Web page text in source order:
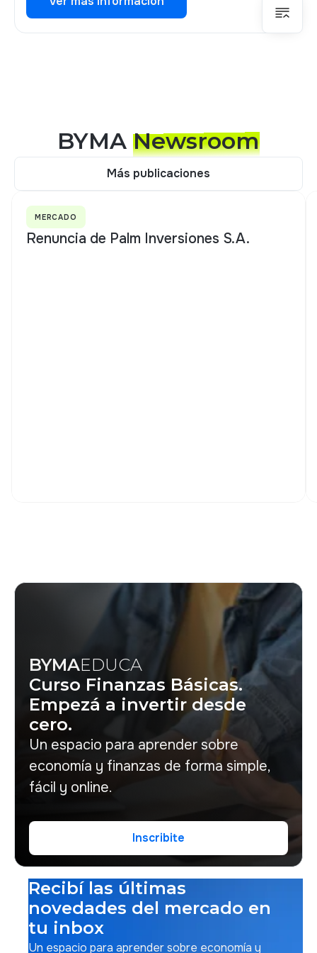
BYMA Newsroom
Más publicaciones
MERCADO
Renuncia de Palm Inversiones S.A.
BYMAEDUCA
Curso Finanzas Básicas.
Empezá a invertir desde
cero.
Un espacio para aprender sobre
economía y finanzas de forma simple,
fácil y online.
Inscribite
Recibí las últimas
novedades del mercado en
tu inbox
Un espacio para aprender sobre economía y